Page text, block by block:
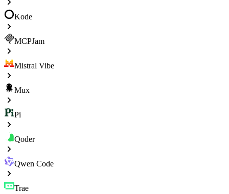
Kode
MCPJam
Mistral Vibe
Mux
Pi
Qoder
Qwen Code
Trae